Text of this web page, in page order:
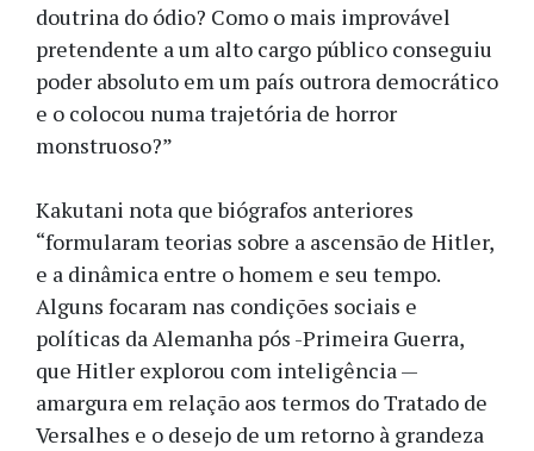
doutrina do ódio? Como o mais improvável
pretendente a um alto cargo público conseguiu
poder absoluto em um país outrora democrático
e o colocou numa trajetória de horror
monstruoso?”
Kakutani nota que biógrafos anteriores
“formularam teorias sobre a ascensão de Hitler,
e a dinâmica entre o homem e seu tempo.
Alguns focaram nas condições sociais e
políticas da Alemanha pós -Primeira Guerra,
que Hitler explorou com inteligência —
amargura em relação aos termos do Tratado de
Versalhes e o desejo de um retorno à grandeza